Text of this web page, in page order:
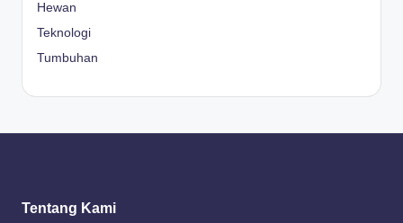
Hewan
Teknologi
Tumbuhan
Tentang Kami